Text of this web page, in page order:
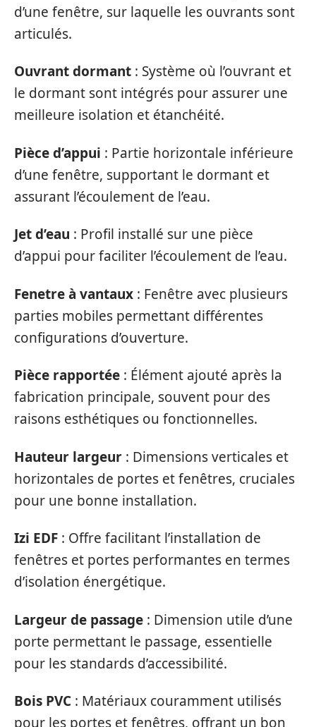
d’une fenêtre, sur laquelle les ouvrants sont
articulés.
Ouvrant dormant : Système où l’ouvrant et
le dormant sont intégrés pour assurer une
meilleure isolation et étanchéité.
Pièce d’appui : Partie horizontale inférieure
d’une fenêtre, supportant le dormant et
assurant l’écoulement de l’eau.
Jet d’eau : Profil installé sur une pièce
d’appui pour faciliter l’écoulement de l’eau.
Fenetre à vantaux : Fenêtre avec plusieurs
parties mobiles permettant différentes
configurations d’ouverture.
Pièce rapportée : Élément ajouté après la
fabrication principale, souvent pour des
raisons esthétiques ou fonctionnelles.
Hauteur largeur : Dimensions verticales et
horizontales de portes et fenêtres, cruciales
pour une bonne installation.
Izi EDF : Offre facilitant l’installation de
fenêtres et portes performantes en termes
d’isolation énergétique.
Largeur de passage : Dimension utile d’une
porte permettant le passage, essentielle
pour les standards d’accessibilité.
Bois PVC : Matériaux couramment utilisés
pour les portes et fenêtres, offrant un bon